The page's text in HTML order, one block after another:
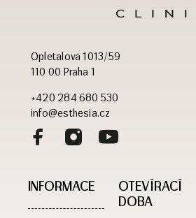
Opletalova 1013/59
110 00 Praha 1
+420 284 680 530
info@esthesia.cz
INFORMACE
OTEVÍRACÍ
DOBA​